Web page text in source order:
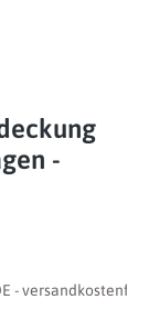
-
Sternen
- versandkostenfrei